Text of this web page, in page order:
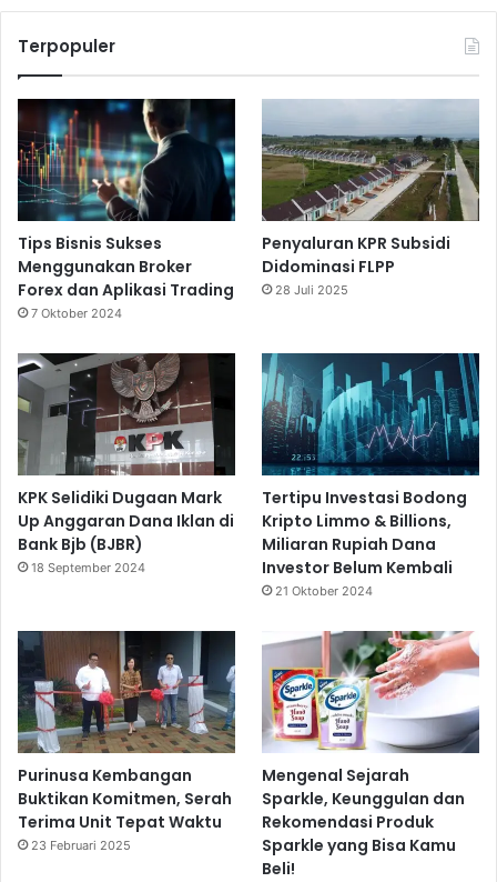
Terpopuler
Tips Bisnis Sukses
Menggunakan Broker
Forex dan Aplikasi Trading
7 Oktober 2024
Penyaluran KPR Subsidi
Didominasi FLPP
28 Juli 2025
KPK Selidiki Dugaan Mark
Up Anggaran Dana Iklan di
Bank Bjb (BJBR)
18 September 2024
Tertipu Investasi Bodong
Kripto Limmo & Billions,
Miliaran Rupiah Dana
Investor Belum Kembali
21 Oktober 2024
Purinusa Kembangan
Buktikan Komitmen, Serah
Terima Unit Tepat Waktu
23 Februari 2025
Mengenal Sejarah
Sparkle, Keunggulan dan
Rekomendasi Produk
Sparkle yang Bisa Kamu
Beli!